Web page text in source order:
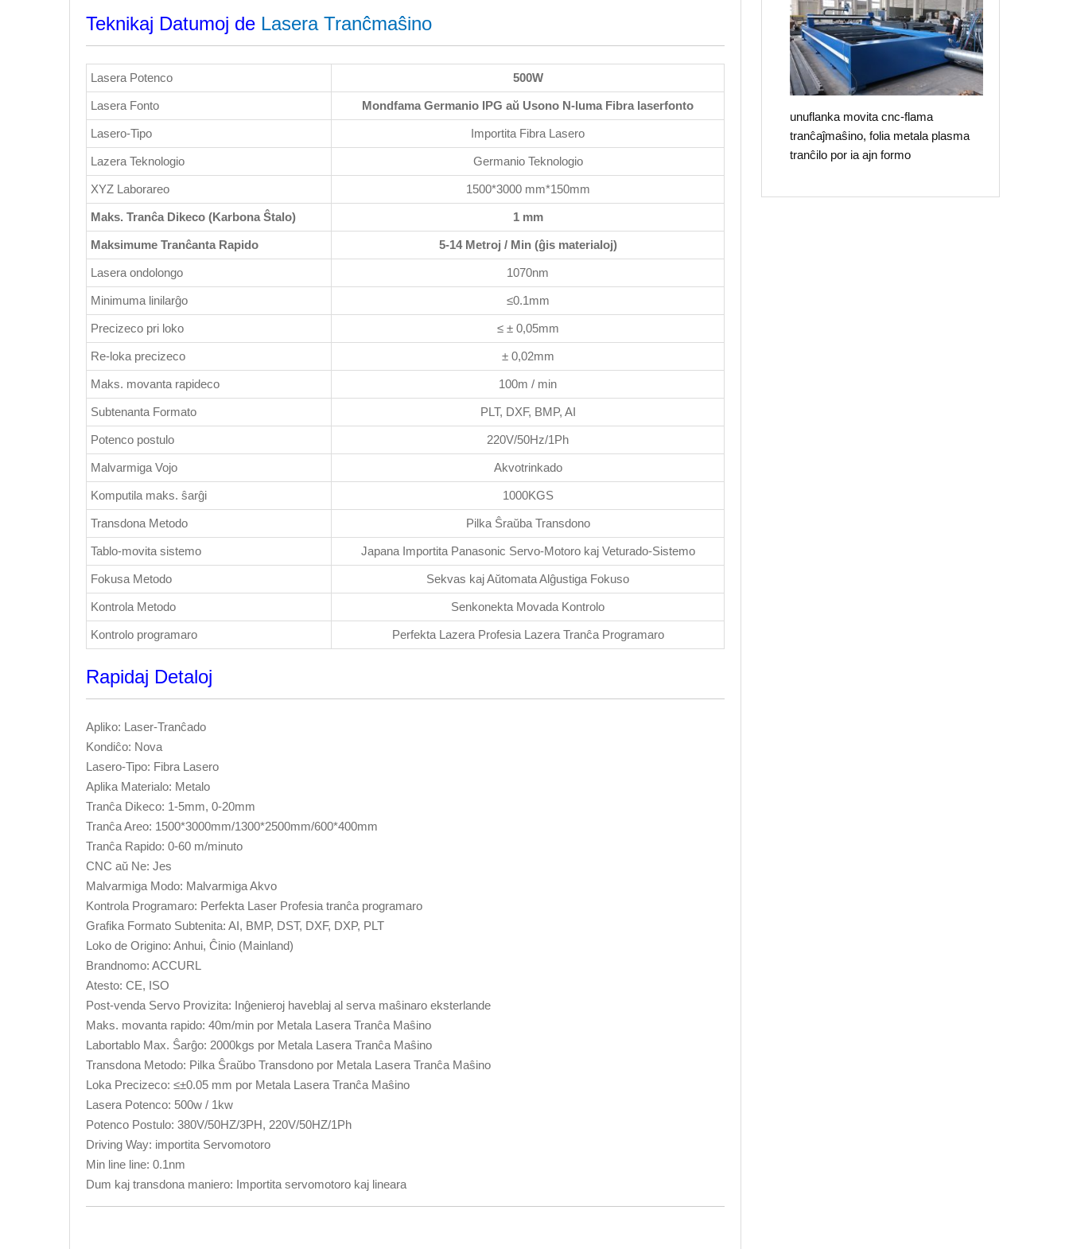
Teknikaj Datumoj de Lasera Tranĉmaŝino
Lasera Potenco 500W
Lasera Fonto Mondfama Germanio IPG aŭ Usono N-luma Fibra laserfonto
Lasero-Tipo Importita Fibra Lasero
Lazera Teknologio Germanio Teknologio
XYZ Laborareo 1500*3000 mm*150mm
Maks. Tranĉa Dikeco (Karbona Ŝtalo) 1 mm
Maksimume Tranĉanta Rapido 5-14 Metroj / Min (ĝis materialoj)
Lasera ondolongo 1070nm
Minimuma linilarĝo ≤0.1mm
Precizeco pri loko ≤ ± 0,05mm
Re-loka precizeco ± 0,02mm
Maks. movanta rapideco 100m / min
Subtenanta Formato PLT, DXF, BMP, AI
Potenco postulo 220V/50Hz/1Ph
Malvarmiga Vojo Akvotrinkado
Komputila maks. ŝarĝi 1000KGS
Transdona Metodo Pilka Ŝraŭba Transdono
Tablo-movita sistemo Japana Importita Panasonic Servo-Motoro kaj Veturado-Sistemo
Fokusa Metodo Sekvas kaj Aŭtomata Alĝustiga Fokuso
Kontrola Metodo Senkonekta Movada Kontrolo
Kontrolo programaro Perfekta Lazera Profesia Lazera Tranĉa Programaro
Rapidaj Detaloj
Apliko: Laser-Tranĉado
Kondiĉo: Nova
Lasero-Tipo: Fibra Lasero
Aplika Materialo: Metalo
Tranĉa Dikeco: 1-5mm, 0-20mm
Tranĉa Areo: 1500*3000mm/1300*2500mm/600*400mm
Tranĉa Rapido: 0-60 m/minuto
CNC aŭ Ne: Jes
Malvarmiga Modo: Malvarmiga Akvo
Kontrola Programaro: Perfekta Laser Profesia tranĉa programaro
Grafika Formato Subtenita: AI, BMP, DST, DXF, DXP, PLT
Loko de Origino: Anhui, Ĉinio (Mainland)
Brandnomo: ACCURL
Atesto: CE, ISO
Post-venda Servo Provizita: Inĝenieroj haveblaj al serva maŝinaro eksterlande
Maks. movanta rapido: 40m/min por Metala Lasera Tranĉa Maŝino
Labortablo Max. Ŝarĝo: 2000kgs por Metala Lasera Tranĉa Maŝino
Transdona Metodo: Pilka Ŝraŭbo Transdono por Metala Lasera Tranĉa Maŝino
Loka Precizeco: ≤±0.05 mm por Metala Lasera Tranĉa Maŝino
Lasera Potenco: 500w / 1kw
Potenco Postulo: 380V/50HZ/3PH, 220V/50HZ/1Ph
Driving Way: importita Servomotoro
Min line line: 0.1nm
Dum kaj transdona maniero: Importita servomotoro kaj lineara
unuflanka movita cnc-flama
tranĉaĵmaŝino, folia metala plasma
tranĉilo por ia ajn formo